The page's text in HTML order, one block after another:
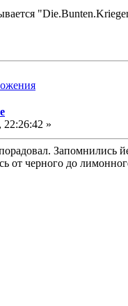
»
Запомнились
от черного до